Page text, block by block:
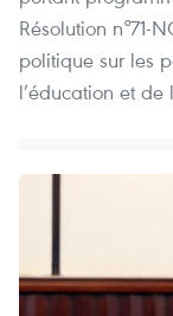
Résolution
politique sur les
l’éducation et de